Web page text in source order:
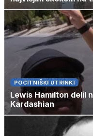
POČITNIŠKI UTRINKI
Lewis Hamilton delil
Kardashian